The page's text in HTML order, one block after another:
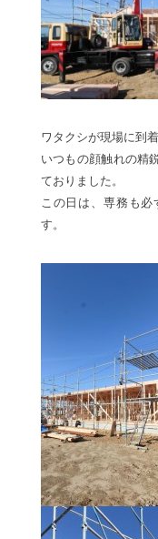
ワタクシが現場に到
いつもの顔触れの精
ておりました。
この日は、専務も
す。